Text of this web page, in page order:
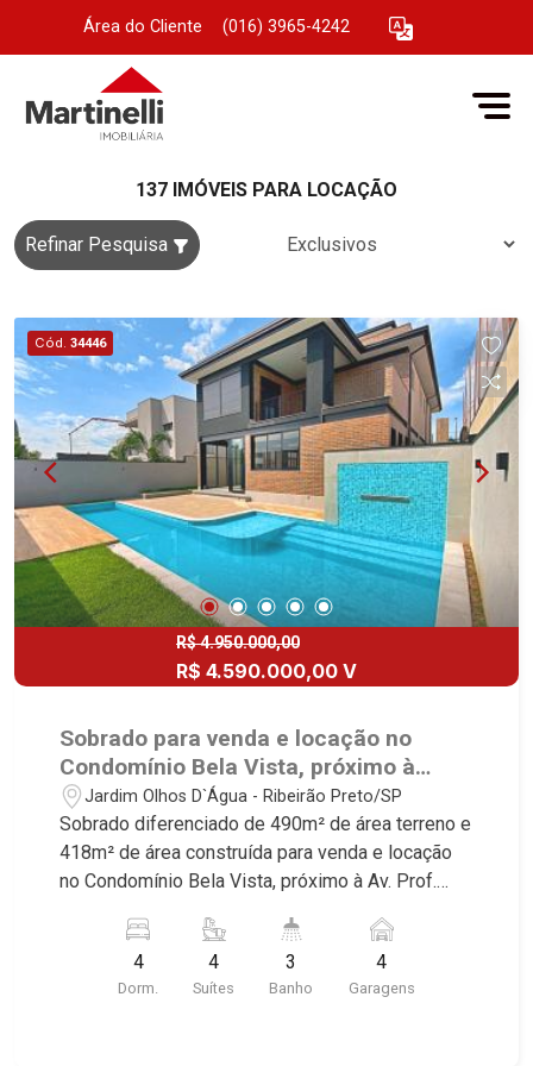
Área do Cliente (016) 3965-4242
137 IMÓVEIS PARA LOCAÇÃO
Refinar Pesquisa
Cód. 34446
R$ 4.950.000,00
R$ 4.590.000,00 V
Sobrado para venda e locação no
Condomínio Bela Vista, próximo à
Avenida Professor João Fiúsa -
Ribeirão Preto/SP.
Jardim Olhos D`Água - Ribeirão Preto/SP
Sobrado diferenciado de 490m² de área terreno e
418m² de área construída para venda e locação
no Condomínio Bela Vista, próximo à Av. Prof.
Preto/SP. Conheça as características deste
imóvel que a Martinelli Imobiliária selecionou
para você: - 490m² de área terreno e 418m² de
4
Dorm.
4
Suítes
3
Banho
4
Garagens